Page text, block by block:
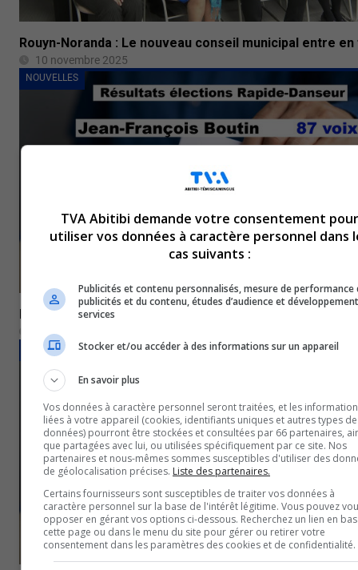
Rouyn-Noranda : Le nouveau conseil municipal entre
10 novembre 2025
NOUVELLES
Rapide-Danseur : Le choix du nouveau maire doit
4 novembre 2025
NOUVELLES
TVA Abitibi demande votre consentement pour
utiliser vos données à caractère personnel dans
cas suivants :
Publicités et contenu personnalisés, mesure de performance
publicités et du contenu, études d’audience et
services
Stocker et/ou accéder à des informations sur un appareil
En savoir plus
Vos données à caractère personnel seront traitées, et les
liées à votre appareil (cookies, identifiants uniques et autres types de
données) pourront être stockées et consultées par 66 partenaires,
que partagées avec lui, ou utilisées spécifiquement par ce site. Nos
partenaires et nous-mêmes sommes susceptibles d'utiliser des
de géolocalisation précises. Liste des partenaires.
Certains fournisseurs sont susceptibles de traiter vos données à
caractère personnel sur la base de l'intérêt légitime. Vous pouvez
opposer en gérant vos options ci-dessous. Recherchez un lien en
cette page ou dans le menu du site pour gérer ou retirer votre
consentement dans les paramètres des cookies et de confidentialité.